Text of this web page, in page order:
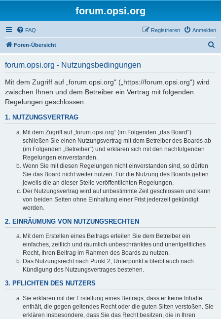
forum.opsi.org
FAQ Anmelden
Registrieren
Foren-Übersicht
forum.opsi.org - Nutzungsbedingungen
Mit dem Zugriff auf „forum.opsi.org“ („https://forum.opsi.org“) wird
zwischen Ihnen und dem Betreiber ein Vertrag mit folgenden
Regelungen geschlossen:
1. NUTZUNGSVERTRAG
Mit dem Zugriff auf „forum.opsi.org“ (im Folgenden „das Board“)
schließen Sie einen Nutzungsvertrag mit dem Betreiber des Boards ab
(im Folgenden „Betreiber“) und erklären sich mit den nachfolgenden
Regelungen einverstanden.
Wenn Sie mit diesen Regelungen nicht einverstanden sind, so dürfen
Sie das Board nicht weiter nutzen. Für die Nutzung des Boards gelten
jeweils die an dieser Stelle veröffentlichten Regelungen.
Der Nutzungsvertrag wird auf unbestimmte Zeit geschlossen und kann
von beiden Seiten ohne Einhaltung einer Frist jederzeit gekündigt
werden.
2. EINRÄUMUNG VON NUTZUNGSRECHTEN
Mit dem Erstellen eines Beitrags erteilen Sie dem Betreiber ein
einfaches, zeitlich und räumlich unbeschränktes und unentgeltliches
Recht, Ihren Beitrag im Rahmen des Boards zu nutzen.
Das Nutzungsrecht nach Punkt 2, Unterpunkt a bleibt auch nach
Kündigung des Nutzungsvertrages bestehen.
3. PFLICHTEN DES NUTZERS
Sie erklären mit der Erstellung eines Beitrags, dass er keine Inhalte
enthält, die gegen geltendes Recht oder die guten Sitten verstoßen. Sie
erklären insbesondere, dass Sie das Recht besitzen, die in Ihren